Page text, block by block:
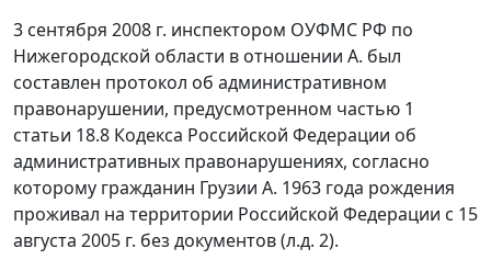
3 сентября 2008 г. инспектором ОУФМС РФ по
Нижегородской области в отношении А. был
составлен протокол об административном
правонарушении, предусмотренном частью 1
статьи 18.8 Кодекса Российской Федерации об
административных правонарушениях, согласно
которому гражданин Грузии А. 1963 года рождения
проживал на территории Российской Федерации с 15
августа 2005 г. без документов (л.д. 2).